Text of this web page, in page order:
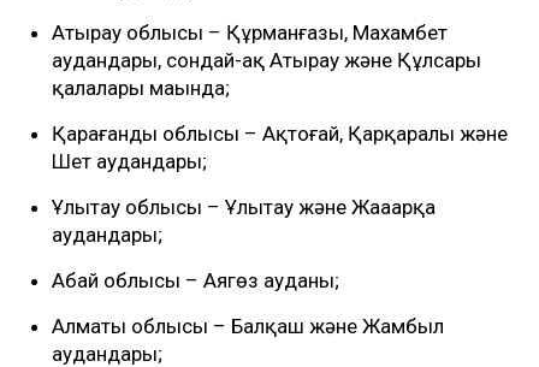
Атырау облысы – Құрманғазы, Махамбет
аудандары, сондай-ақ Атырау және Құлсары
қалалары маңында;
Қарағанды облысы – Ақтоғай, Қарқаралы және
Шет аудандары;
Ұлытау облысы – Ұлытау және Жаңаарқа
аудандары;
Абай облысы – Аягөз ауданы;
Алматы облысы – Балқаш және Жамбыл
аудандары;